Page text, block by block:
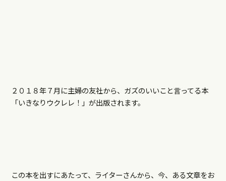
２０１８年７月に主婦の友社から、ガズのいいこと言ってる本
「いきなりウクレレ！」が出版されます。
この本を出すにあたって、ライターさんから、今、ある文章をお